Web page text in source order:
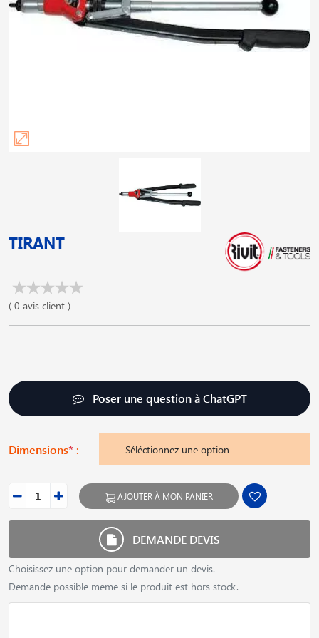
TIRANT
( 0 avis client )
Poser une question à ChatGPT
Dimensions* :
AJOUTER À MON PANIER
DEMANDE DEVIS
Choisissez une option pour demander un devis.
Demande possible meme si le produit est hors stock.